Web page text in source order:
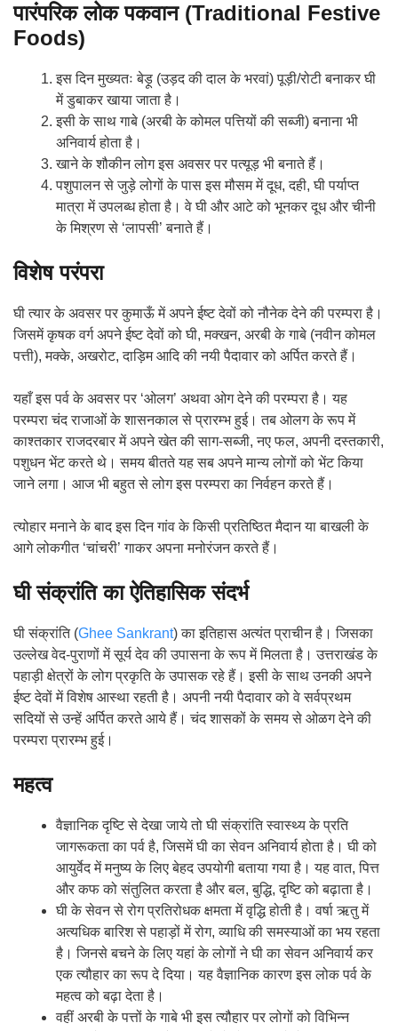
पारंपरिक लोक पकवान (Traditional Festive
Foods)
इस दिन मुख्यतः बेड़ू (उड़द की दाल के भरवां) पूड़ी/रोटी बनाकर घी
में डुबाकर खाया जाता है।
इसी के साथ गाबे (अरबी के कोमल पत्तियों की सब्जी) बनाना भी
अनिवार्य होता है।
खाने के शौकीन लोग इस अवसर पर पत्यूड़ भी बनाते हैं।
पशुपालन से जुड़े लोगों के पास इस मौसम में दूध, दही, घी पर्याप्त
मात्रा में उपलब्ध होता है। वे घी और आटे को भूनकर दूध और चीनी
के मिश्रण से ‘लापसी’ बनाते हैं।
विशेष परंपरा
घी त्यार के अवसर पर कुमाऊँ में अपने ईष्ट देवों को नौनेक देने की परम्परा है।
जिसमें कृषक वर्ग अपने ईष्ट देवों को घी, मक्खन, अरबी के गाबे (नवीन कोमल
पत्ती), मक्के, अखरोट, दाड़िम आदि की नयी पैदावार को अर्पित करते हैं।
यहाँ इस पर्व के अवसर पर ‘ओलग’ अथवा ओग देने की परम्परा है। यह
परम्परा चंद राजाओं के शासनकाल से प्रारम्भ हुई। तब ओलग के रूप में
काश्तकार राजदरबार में अपने खेत की साग-सब्जी, नए फल, अपनी दस्तकारी,
पशुधन भेंट करते थे। समय बीतते यह सब अपने मान्य लोगों को भेंट किया
जाने लगा। आज भी बहुत से लोग इस परम्परा का निर्वहन करते हैं।
त्योहार मनाने के बाद इस दिन गांव के किसी प्रतिष्ठित मैदान या बाखली के
आगे लोकगीत ‘चांचरी’ गाकर अपना मनोरंजन करते हैं।
घी संक्रांति का ऐतिहासिक संदर्भ
घी संक्रांति (Ghee Sankrant) का इतिहास अत्यंत प्राचीन है। जिसका
उल्लेख वेद-पुराणों में सूर्य देव की उपासना के रूप में मिलता है। उत्तराखंड के
पहाड़ी क्षेत्रों के लोग प्रकृति के उपासक रहे हैं। इसी के साथ उनकी अपने
ईष्ट देवों में विशेष आस्था रहती है। अपनी नयी पैदावार को वे सर्वप्रथम
सदियों से उन्हें अर्पित करते आये हैं। चंद शासकों के समय से ओळग देने की
परम्परा प्रारम्भ हुई।
महत्व
वैज्ञानिक दृष्टि से देखा जाये तो घी संक्रांति स्वास्थ्य के प्रति
जागरूकता का पर्व है, जिसमें घी का सेवन अनिवार्य होता है। घी को
आयुर्वेद में मनुष्य के लिए बेहद उपयोगी बताया गया है। यह वात, पित्त
और कफ को संतुलित करता है और बल, बुद्धि, दृष्टि को बढ़ाता है।
घी के सेवन से रोग प्रतिरोधक क्षमता में वृद्धि होती है। वर्षा ऋतु में
अत्यधिक बारिश से पहाड़ों में रोग, व्याधि की समस्याओं का भय रहता
है। जिनसे बचने के लिए यहां के लोगों ने घी का सेवन अनिवार्य कर
एक त्यौहार का रूप दे दिया। यह वैज्ञानिक कारण इस लोक पर्व के
महत्व को बढ़ा देता है।
वहीं अरबी के पत्तों के गाबे भी इस त्यौहार पर लोगों को विभिन्न